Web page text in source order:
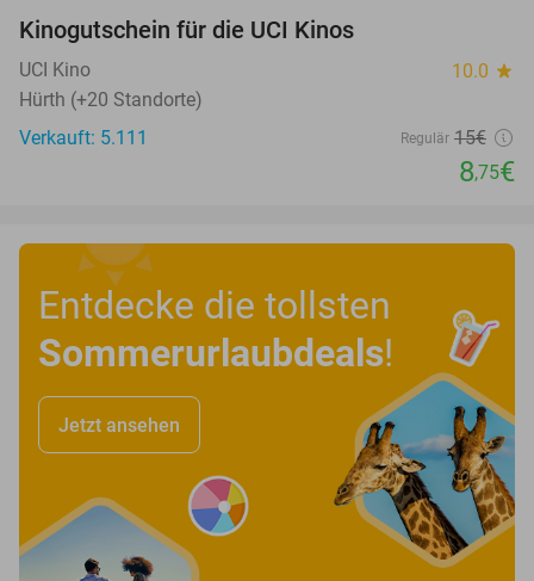
Kinogutschein für die UCI Kinos
UCI Kino 10.0 star
Hürth (+20 Standorte)
Verkauft: 5.111
Regulär 15€
8,75€
Entdecke die tollsten
Sommerurlaubdeals!
Jetzt ansehen